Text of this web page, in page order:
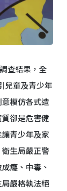
查結果，全
兒童及青少年
模仿各式造
卻是危害健
青少年及家
生局嚴正警
癮、中毒、
嚴格執法絕